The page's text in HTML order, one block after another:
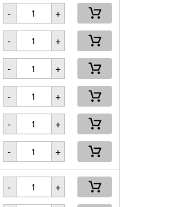
- +
- +
- +
- +
- +
- +
- +